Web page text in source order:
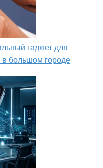
гаджет для
в большом городе